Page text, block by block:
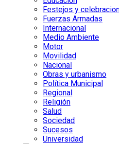
Festejos y
Fuerzas Armadas
Internacional
Medio Ambiente
Motor
Movilidad
Nacional
Obras y urbanismo
Política Municipal
Regional
Religión
Salud
Sociedad
Sucesos
Universidad